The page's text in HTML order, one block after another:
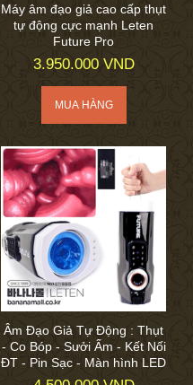
Máy âm đạo giả cao cấp thụt
tự động cực mạnh Leten
Future Pro
3.950.000 VND
Âm Đạo Giả Tự Động : Thụt
- Co Bóp - Sưởi Ấm - Kết Nối
ĐT - Pin Sạc - Màn hình LED